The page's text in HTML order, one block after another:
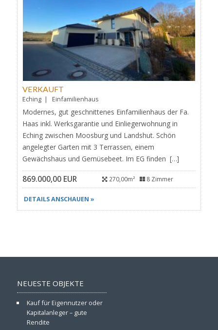
VERKAUFT
Eching | Einfamilienhaus
Modernes, gut geschnittenes Einfamilienhaus der Fa.
Haas inkl. Werksgarantie und Einliegerwohnung in
Eching zwischen Moosburg und Landshut. Schön
angelegter Garten mit 3 Terrassen, einem
Gewächshaus und Gemüsebeet. Im EG finden […]
869.000,00 EUR 270,00m² 8 Zimmer
DETAILS ANSCHAUEN »
NEUESTE OBJEKTE
Kauf für Eigennutzer oder
Kapitalanleger – gute
Rendite